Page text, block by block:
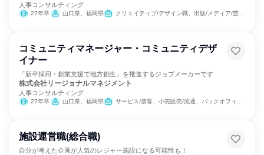
人事コンサルティング
27年卒 山口県、福岡県 クリエイティブ/デザイン職、出版/メディア/芸能/エンタメ専門職
コミュニティマネージャー・コミュニティデザ
イナー
「新卒採用・創業支援で地方創生」を推進するジョブメーカーです
株式会社リージョナルマネジメント
人事コンサルティング
27年卒 山口県、福岡県 サービス/接客、小売販売/流通、バックオフィス・事務・受付、組織運営管理・公務員・事務系職種、マーケティング・広告・宣伝、クリエイティブ/デザイン職、出版/メディア/芸能/エンタメ専門職
施設運営職(総合職)
自分が考えた企画が人気のレジャー施設になる可能性も！